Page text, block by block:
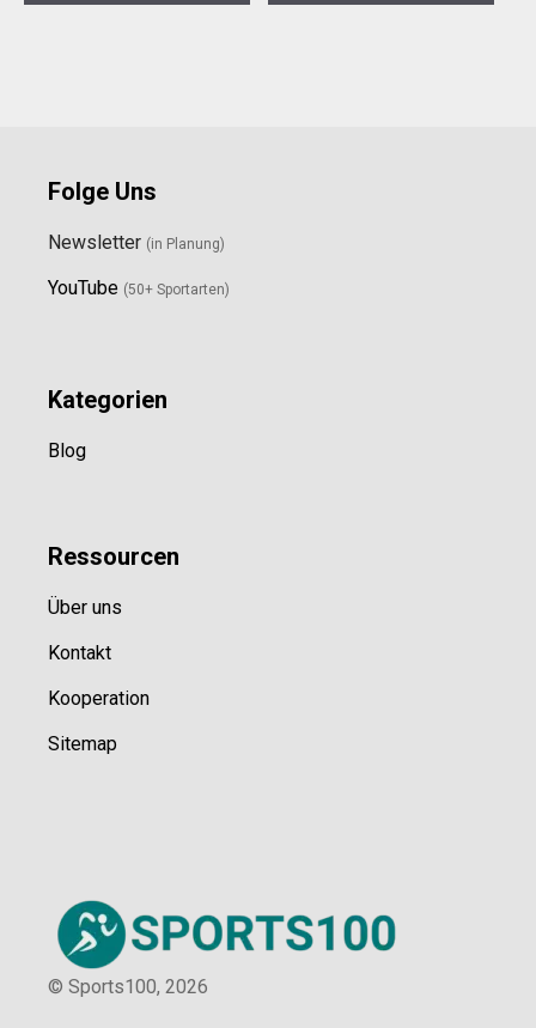
Folge Uns
Newsletter (in Planung)
YouTube (50+ Sportarten)
Kategorien
Blog
Ressourcen
Über uns
Kontakt
Kooperation
Sitemap
© Sports100, 2026